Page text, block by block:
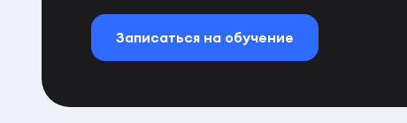
Записаться на обучение